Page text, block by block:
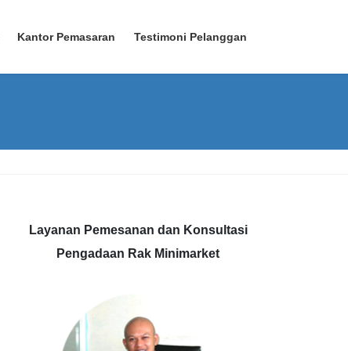
Kantor Pemasaran Testimoni Pelanggan
Layanan Pemesanan dan Konsultasi
Pengadaan Rak Minimarket